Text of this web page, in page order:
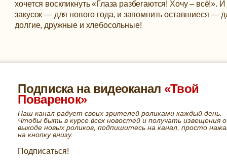
хочется воскликнуть «Глаза разбегаются! Хочу – всё!».
закусок — для нового года, и запомнить оставшиеся —
долгие, дружные и хлебосольные!
Подписка на видеоканал «Твой
Поваренок»
Наш канал радует своих зрителей роликами каждый день.
Чтобы быть в курсе всех новостей и получать извещения о
выходе новых роликов, подпишитесь на канал, просто
на кнопку внизу.
Подписаться!